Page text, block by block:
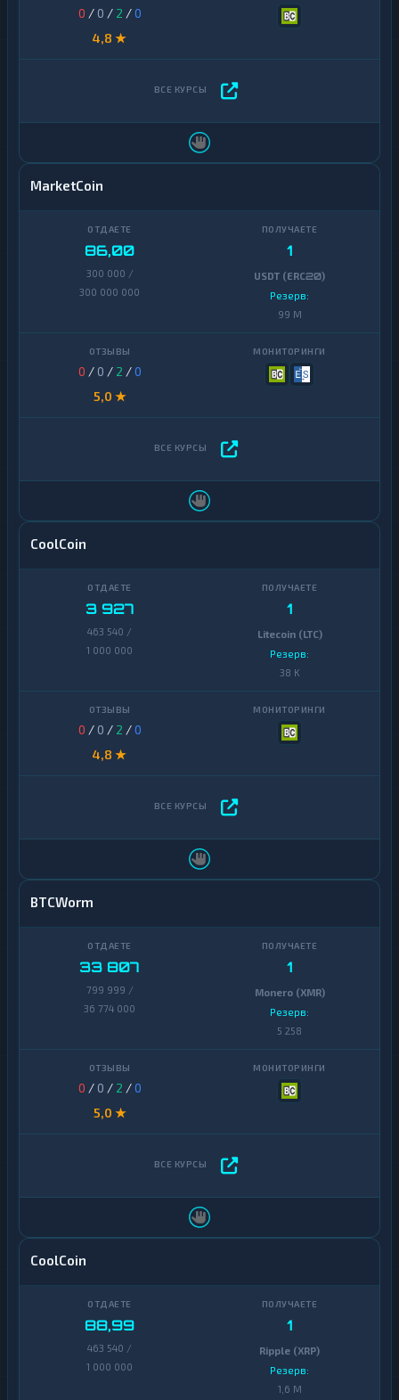
0 / 0 / 2 /0
4,8 ★
MarketCoin
86,00
300 000 /
300 000 000
1
USDT (ERC20)
Резерв:
99 M
0 / 0 / 2 /0
5,0 ★
CoolCoin
3 927
463 540 /
1 000 000
1
Litecoin (LTC)
Резерв:
38 K
0 / 0 / 2 /0
4,8 ★
BTCWorm
33 807
799 999 /
36 774 000
1
Monero (XMR)
Резерв:
5 258
0 / 0 / 2 /0
5,0 ★
CoolCoin
88,99
463 540 /
1 000 000
1
Ripple (XRP)
Резерв:
1,6 M